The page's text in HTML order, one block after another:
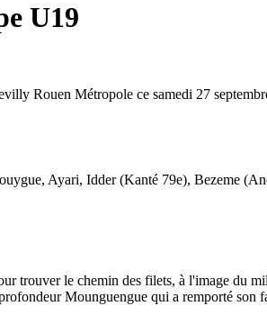
U19
Rouen Métropole ce samedi 27
Ayari, Idder (Kanté 79e), Bezeme
trouver le chemin des filets, à l'image du
Mounguengue qui a remporté son